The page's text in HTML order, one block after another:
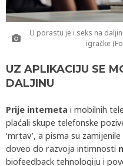
U porastu je i seks na
igračke
UZ APLIKACIJU SE
DALJINU
Prije interneta i mobilnih
plaćali skupe telefonske
‘mrtav’, a pisma su
doveo do razvoja intimnosti
biofeedback tehnologiju i